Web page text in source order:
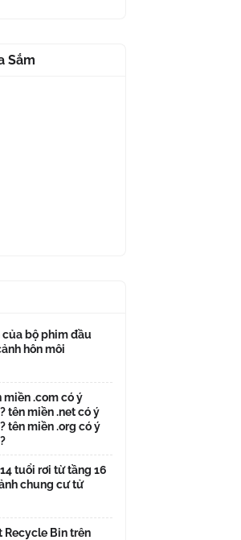
Sắm
của bộ phim đầu
hôn môi
miền .com có ý
tên miền .net có ý
tên miền .org có ý
tuổi rơi từ tầng 16
chung cư tử
Recycle Bin trên